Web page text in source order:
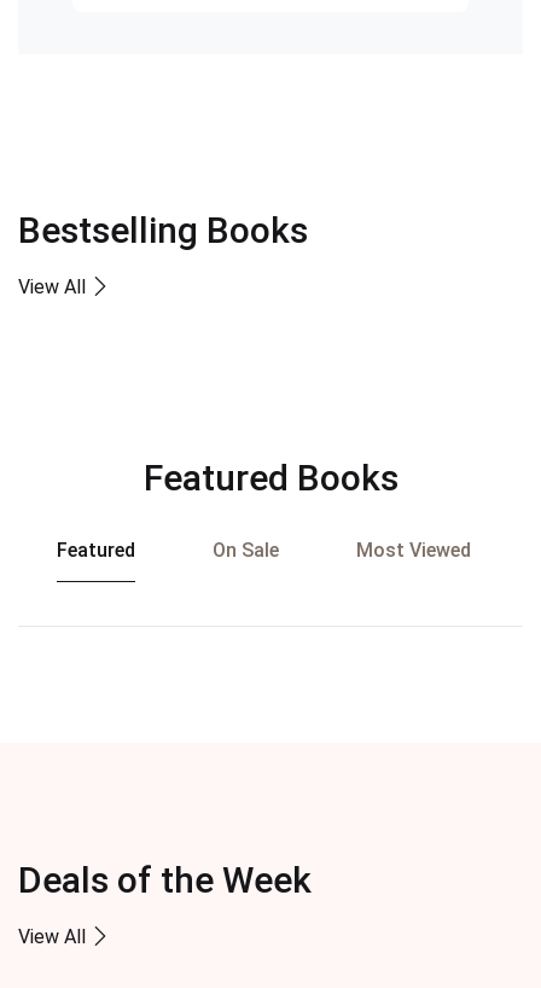
Bestselling Books
View All
Featured Books
Featured On Sale Most Viewed
Deals of the Week
View All